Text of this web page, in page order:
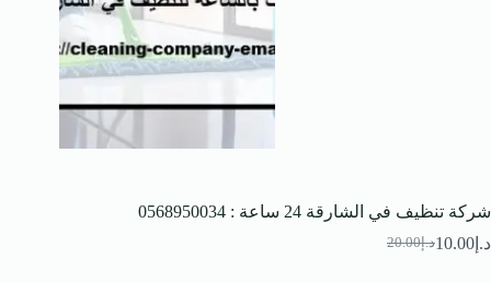
شركة تنظيف في الشارقة 24 ساعة : 0568950034
د.إ20.00
السعر
د.إ 10.00السعر